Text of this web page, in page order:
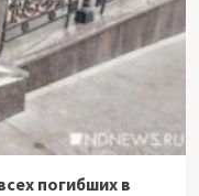
погибших в